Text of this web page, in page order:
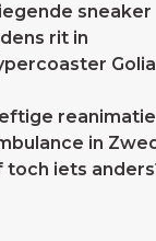
sneaker
rit in
in
toch iets